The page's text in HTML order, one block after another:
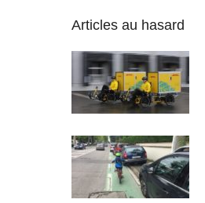
Articles au hasard